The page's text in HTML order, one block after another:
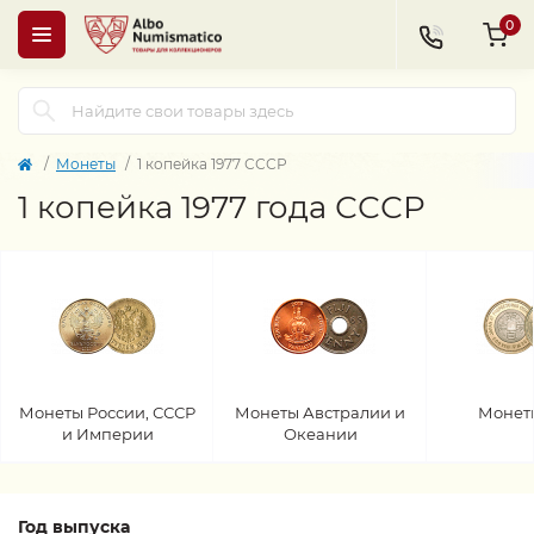
0
Монеты 1 копейка 1977 СССР
1 копейка 1977 года СССР
Монеты России, СССР
и Империи
Монеты Австралии и
Океании
Год выпуска